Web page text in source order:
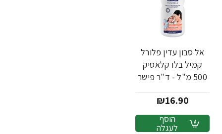
אל סבון עדין פלורל
קמיל בלו קלאסיק
500 מ"ל - ד"ר פישר
₪16.90
הוסף
לעגלה